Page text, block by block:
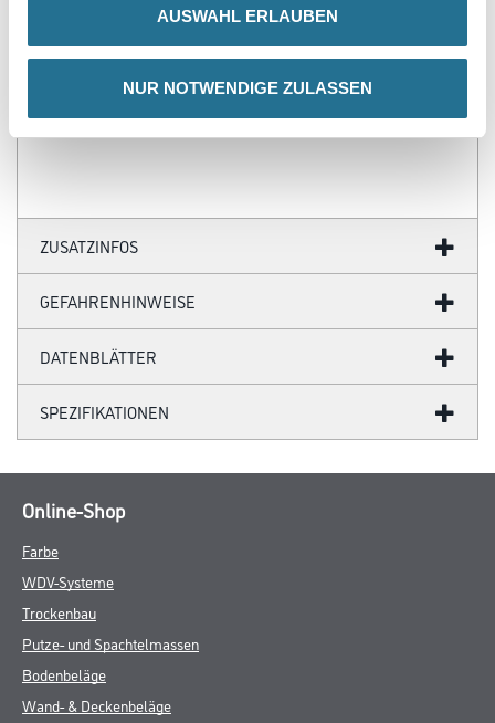
AUSWAHL ERLAUBEN
NUR NOTWENDIGE ZULASSEN
- Strapazier- und widerstandsfähig gegen mechanische
- Wasserdampfdiffusionsfähig
ZUSATZINFOS
GEFAHRENHINWEISE
DATENBLÄTTER
SPEZIFIKATIONEN
Online-Shop
Farbe
WDV-Systeme
Trockenbau
Putze- und Spachtelmassen
Bodenbeläge
Wand- & Deckenbeläge